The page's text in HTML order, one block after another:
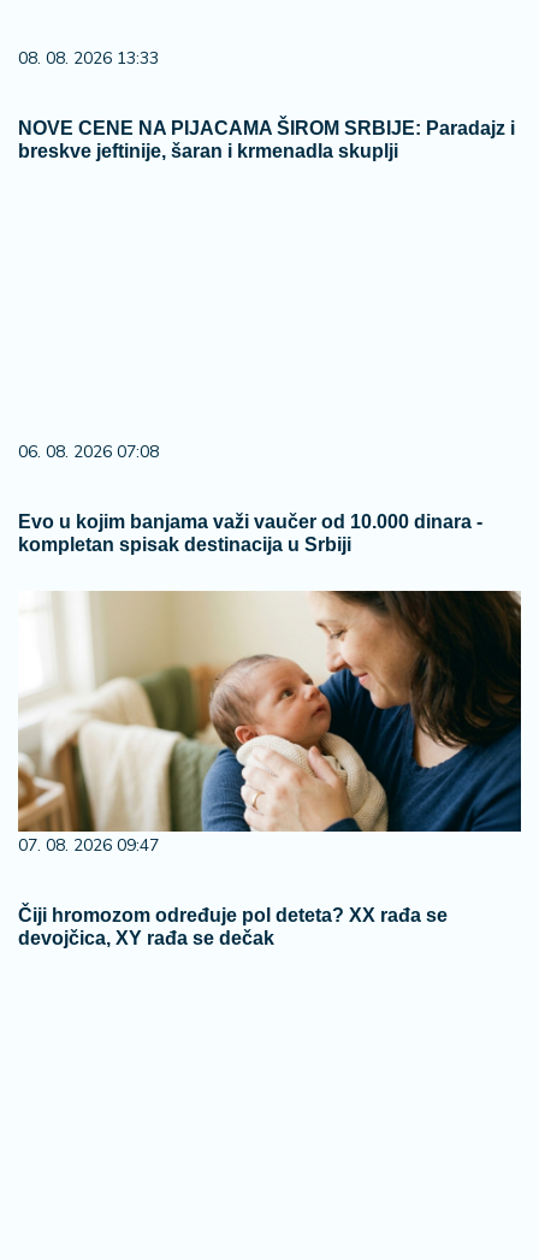
08. 08. 2026 13:33
NOVE CENE NA PIJACAMA ŠIROM SRBIJE: Paradajz i
breskve jeftinije, šaran i krmenadla skuplji
06. 08. 2026 07:08
Evo u kojim banjama važi vaučer od 10.000 dinara -
kompletan spisak destinacija u Srbiji
07. 08. 2026 09:47
Čiji hromozom određuje pol deteta? XX rađa se
devojčica, XY rađa se dečak